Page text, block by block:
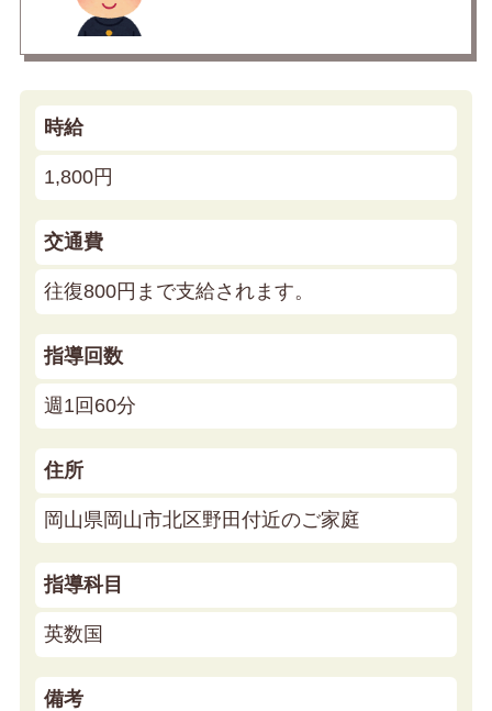
時給
1,800円
交通費
往復800円まで支給されます。
指導回数
週1回60分
住所
岡山県岡山市北区野田付近のご家庭
指導科目
英数国
備考